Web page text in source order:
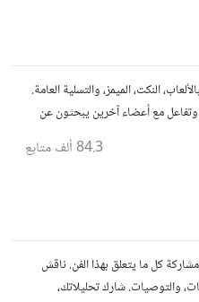
النكت، الميمز، والتسلية العامة.
مع أعضاء آخرين يبحثون عن
84.3 ألف متابع
كل ما يتعلق بهذا الفن. ناقش
والتوصيات. شارك تحليلاتك،